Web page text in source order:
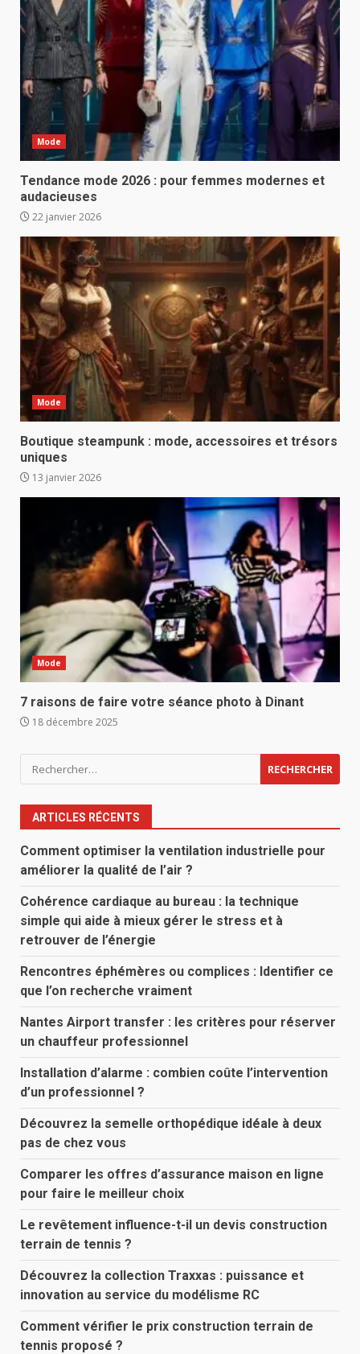
Mode
Tendance mode 2026 : pour femmes modernes et
audacieuses
22 janvier 2026
Mode
Boutique steampunk : mode, accessoires et trésors
uniques
13 janvier 2026
Mode
7 raisons de faire votre séance photo à Dinant
18 décembre 2025
Rechercher :
ARTICLES RÉCENTS
Comment optimiser la ventilation industrielle pour
améliorer la qualité de l’air ?
Cohérence cardiaque au bureau : la technique
simple qui aide à mieux gérer le stress et à
retrouver de l’énergie
Rencontres éphémères ou complices : Identifier ce
que l’on recherche vraiment
Nantes Airport transfer : les critères pour réserver
un chauffeur professionnel
Installation d’alarme : combien coûte l’intervention
d’un professionnel ?
Découvrez la semelle orthopédique idéale à deux
pas de chez vous
Comparer les offres d’assurance maison en ligne
pour faire le meilleur choix
Le revêtement influence-t-il un devis construction
terrain de tennis ?
Découvrez la collection Traxxas : puissance et
innovation au service du modélisme RC
Comment vérifier le prix construction terrain de
tennis proposé ?